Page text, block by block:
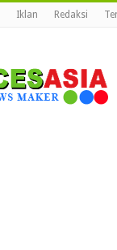
Iklan Redaksi